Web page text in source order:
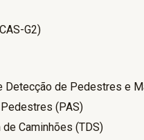
G2)
Detecção de Pedestres e
(PAS)
Caminhões (TDS)